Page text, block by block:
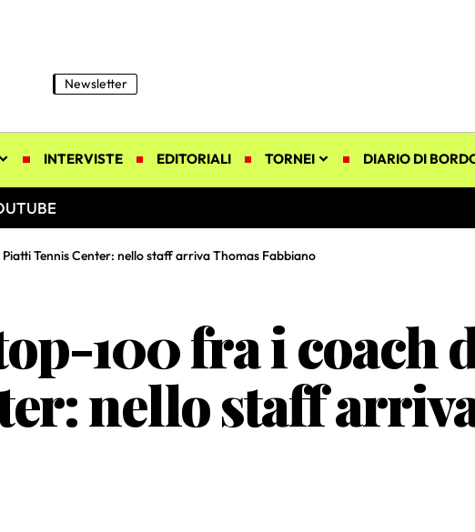
Newsletter
INTERVISTE EDITORIALI TORNEI DIARIO DI
Tennis Center: nello staff arriva Thomas Fabbiano
100 fra i coach
nello staff